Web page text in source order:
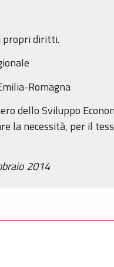
propri diritti.
Romagna
dello Sviluppo
la necessità, per il
2014